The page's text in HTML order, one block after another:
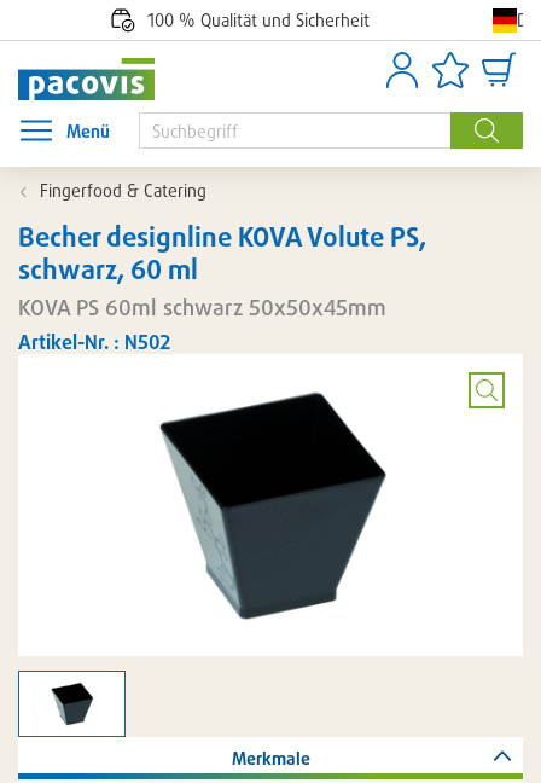
100 % Qualität und Sicherheit
Suche
AnmeldenArtikellisten
Menü
Menü öffnen
Fingerfood & Catering
Becher designline KOVA Volute PS,
schwarz, 60 ml
KOVA PS 60ml schwarz 50x50x45mm
Artikel-Nr. : N502
Bild
Merkmale